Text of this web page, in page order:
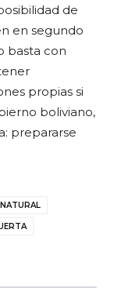
de
en segundo
basta con
propias si
boliviano,
prepararse